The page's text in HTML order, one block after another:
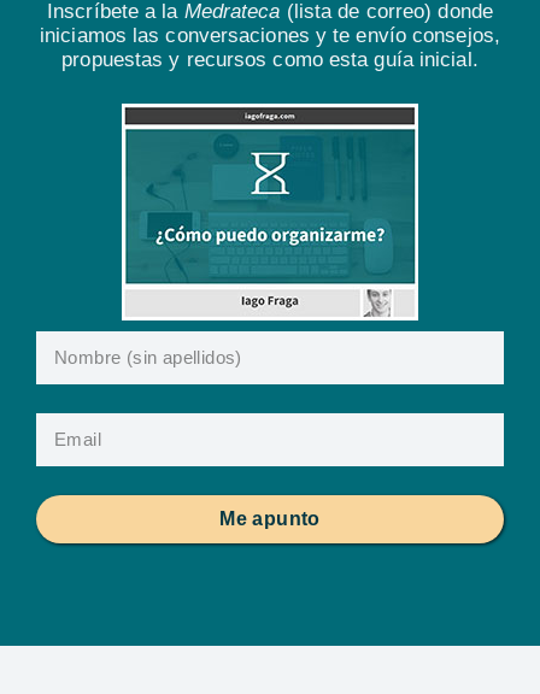
Inscríbete a la Medrateca (lista de correo) donde
iniciamos las conversaciones y te envío consejos,
propuestas y recursos como esta guía inicial.
Me apunto